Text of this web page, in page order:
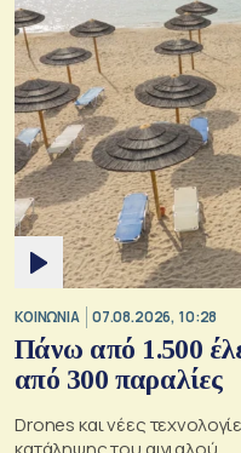
ΚΟΙΝΩΝΙΑ 07.08.2026, 10:28
Πάνω από 1.500
από 300 παραλίες
Drones και νέες